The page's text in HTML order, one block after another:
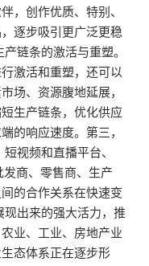
，创作优质、特别、
逐步吸引更广泛更稳
链条的激活与重塑。
激活和重塑，还可以
场、资源腹地延展，
生产链条，优化供应
的响应速度。第三，
视频和直播平台、
商、零售商、生产
的合作关系在快速变
现出来的强大活力，推
业、工业、房地产业
态体系正在逐步形